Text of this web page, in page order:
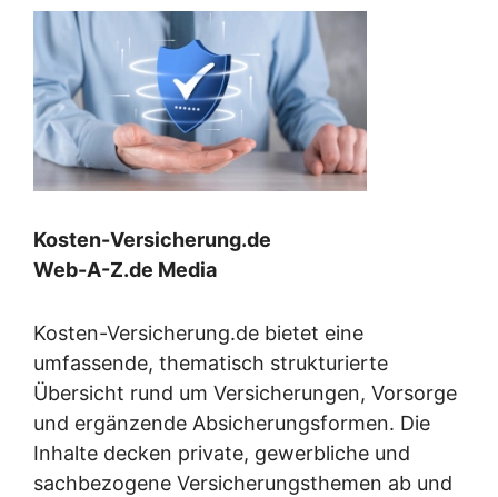
Kosten-Versicherung.de
Web-A-Z.de Media
Kosten-Versicherung.de bietet eine
umfassende, thematisch strukturierte
Übersicht rund um Versicherungen, Vorsorge
und ergänzende Absicherungsformen. Die
Inhalte decken private, gewerbliche und
sachbezogene Versicherungsthemen ab und